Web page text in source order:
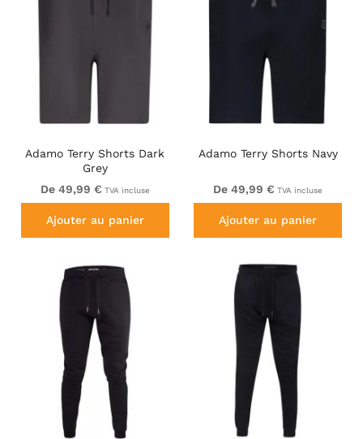
Adamo Terry Shorts Dark
Grey
De 49,99 € TVA incluse
Ajouter au panier
Adamo Terry Shorts Navy
De 49,99 € TVA incluse
Ajouter au panier